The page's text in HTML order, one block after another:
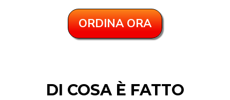
ORDINA ORA
DI COSA È FATTO